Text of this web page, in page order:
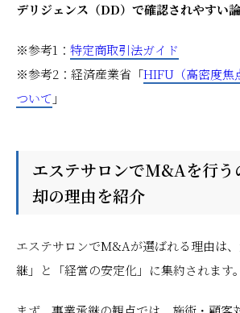
デリジェンス（DD）で確認されやすい
※参考1： 特定商取引法ガイド
※参考2：経済産業省「HIFU（高密度焦
ついて 」
エステサロンでM&Aを行う
却の理由を紹介
エステサロンでM&Aが選ばれる理由は
継」と「経営の安定化」に集約されます。